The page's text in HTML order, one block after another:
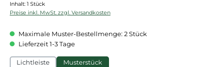
Inhalt: 1 Stück
Preise inkl. MwSt. zzgl. Versandkosten
Maximale Muster-Bestellmenge: 2 Stück
Lieferzeit 1-3 Tage
Lichtleiste Musterstück